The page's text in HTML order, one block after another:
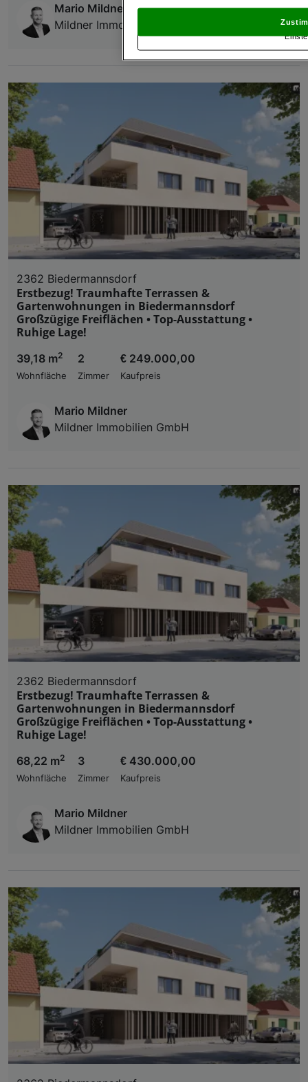
Mario Mildner
Mildner Immobilien GmbH
2362 Biedermannsdorf
Erstbezug! Traumhafte Terrassen &
Gartenwohnungen in Biedermannsdorf
Großzügige Freiflächen • Top-Ausstattung •
Ruhige Lage!
39,18 m2
Wohnfläche
2
Zimmer
€ 249.000,00
Kaufpreis
Mario Mildner
Mildner Immobilien GmbH
2362 Biedermannsdorf
Erstbezug! Traumhafte Terrassen &
Gartenwohnungen in Biedermannsdorf
Großzügige Freiflächen • Top-Ausstattung •
Ruhige Lage!
68,22 m2
Wohnfläche
3
Zimmer
€ 430.000,00
Kaufpreis
Mario Mildner
Mildner Immobilien GmbH
und Widerspruch gegen die Verarbeitung auf der
„Cookie Einstellungen“, die sich auf jeder Seite
Verwendung genauer Standortdaten.
Zugriff auf Informationen auf einem Endgerät.
und der Performance von Inhalten,
Liste der Partner (Lieferanten)